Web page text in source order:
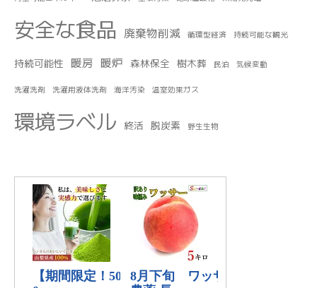
安全な食品 廃棄物削減 循環型経済 持続可能な観光
持続可能性 暖房 暖炉 森林保全 樹木葬 民泊 気候変動
洗濯洗剤 洗濯用液体洗剤 海洋汚染 温室効果ガス
環境ラベル 終活 脱炭素 野生生物